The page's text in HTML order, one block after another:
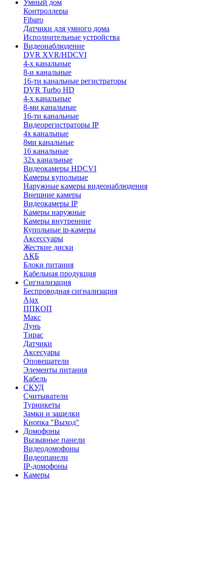
Умный дом
Контроллеры
Fibaro
Датчики для умного дома
Исполнительные устройства
Видеонаблюдение
DVR XVR/HDCVI
4-x канальные
8-и канальные
16-ти канальные регистраторы
DVR Turbo HD
4-х канальные
8-ми канальные
16-ти канальные
Видеорегистраторы IP
4х канальные
8ми канальные
16 канальные
32x канальные
Видеокамеры HDCVI
Камеры купольные
Наружные камеры видеонаблюдения
Внешние камеры
Видеокамеры IP
Камеры наружные
Камеры внутренние
Купольные ip-камеры
Аксессуары
Жесткие диски
АКБ
Блоки питания
Кабельная продукция
Сигнализация
Беспроводная сигнализация
Ajax
ППКОП
Макс
Лунь
Тирас
Датчики
Аксесуары
Оповещатели
Элементы питания
Кабель
СКУД
Считыватели
Турникеты
Замки и защелки
Кнопка "Выход"
Домофоны
Вызывные панели
Видеодомофоны
Видеопанели
IP-домофоны
Камеры